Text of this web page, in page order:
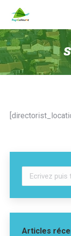
Recherche
:
Articles